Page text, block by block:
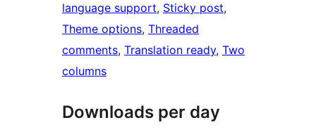
language support, Sticky post
Theme options, Threaded
comments, Translation ready, Two
columns
Downloads per day